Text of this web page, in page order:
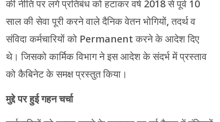
की नीति पर लगे प्रतिबंध को हटाकर वर्ष 2018 से पूर्व 10
साल की सेवा पूरी करने वाले दैनिक वेतन भोगियों, तदर्थ व
संविदा कर्मचारियों को Permanent करने के आदेश दिए
थे। जिसको कार्मिक विभाग ने इस आदेश के संदर्भ में प्रस्ताव
को कैबिनेट के समक्ष प्रस्तुत किया।
मुद्दे पर हुई गहन चर्चा